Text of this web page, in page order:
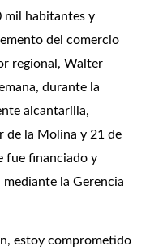
mil habitantes y
del comercio
regional, Walter
durante la
alcantarilla,
de la Molina y 21 de
fue financiado y
la Gerencia
estoy comprometido